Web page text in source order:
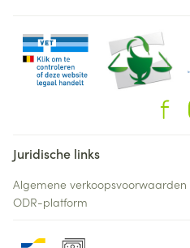
Juridische links
Algemene verkoopsvoorwaarden
ODR-platform